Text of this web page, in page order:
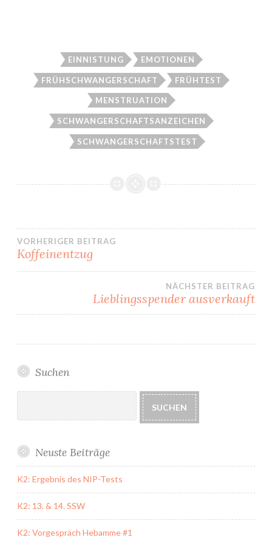
EINNISTUNG EMOTIONEN
FRÜHSCHWANGERSCHAFT FRÜHTEST
MENSTRUATION
SCHWANGERSCHAFTSANZEICHEN
SCHWANGERSCHAFTSTEST
Beitragsnavigation
VORHERIGER BEITRAG
Koffeinentzug
NÄCHSTER BEITRAG
Lieblingsspender ausverkauft
Suchen
SUCHEN
Neuste Beiträge
K2: Ergebnis des NIP-Tests
K2: 13. & 14. SSW
K2: Vorgespräch Hebamme #1